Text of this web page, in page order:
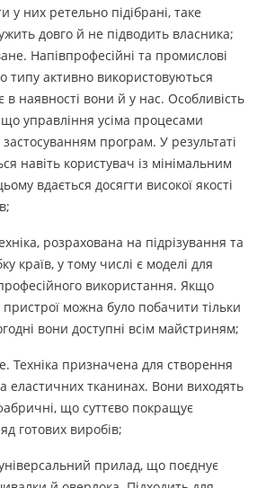
у них ретельно підібрані, таке
довго й не підводить власника;
Напівпрофесійні та промислові
типу активно використовуються
наявності вони й у нас. Особливість
що управління усіма процесами
програм. У результаті
навіть користувач із мінімальним
вдається досягти високої якості
розрахована на підрізування та
країв, у тому числі є моделі для
використання. Якщо
пристрої можна було побачити тільки
вони доступні всім майстриням;
Техніка призначена для створення
еластичних тканинах. Вони виходять
що суттєво покращує
готових виробів;
прилад, що поєднує